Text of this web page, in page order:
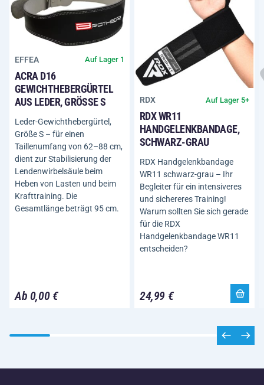
EFFEA Auf Lager 1
ACRA D16
GEWICHTHEBERGÜRTEL
AUS LEDER, GRÖSSE S
Leder-Gewichthebergürtel,
Größe S – für einen
Taillenumfang von 62–88 cm,
dient zur Stabilisierung der
Lendenwirbelsäule beim
Heben von Lasten und beim
Krafttraining. Die
Gesamtlänge beträgt 95 cm.
Ab 0,00 €
RDX Auf Lager 5+
RDX WR11
HANDGELENKBANDAGE,
SCHWARZ-GRAU
RDX Handgelenkbandage
WR11 schwarz-grau – Ihr
Begleiter für ein intensiveres
und sichereres Training!
Warum sollten Sie sich gerade
für die RDX
Handgelenkbandage WR11
entscheiden?
24,99 €